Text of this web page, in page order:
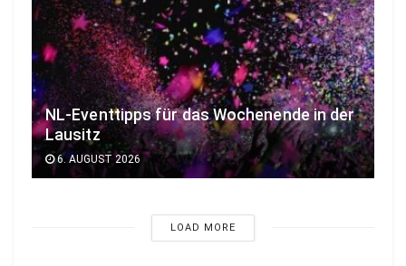
NL-Eventtipps für das Wochenende in der
Lausitz
6. AUGUST 2026
LOAD MORE